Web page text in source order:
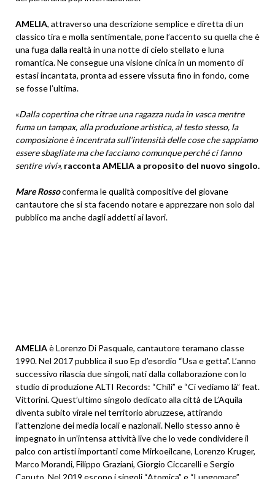
AMELIA, attraverso una descrizione semplice e diretta di un
classico tira e molla sentimentale, pone l’accento su quella che è
una fuga dalla realtà in una notte di cielo stellato e luna
romantica. Ne consegue una visione cinica in un momento di
estasi incantata, pronta ad essere vissuta fino in fondo, come
se fosse l’ultima.
«Dalla copertina che ritrae una ragazza nuda in vasca mentre
fuma un tampax, alla produzione artistica, al testo stesso, la
composizione è incentrata sull’intensità delle cose che sappiamo
essere sbagliate ma che facciamo comunque perché ci fanno
sentire vivi», racconta AMELIA a proposito del nuovo singolo.
Mare Rossoconferma le qualità compositive del giovane
cantautore che si sta facendo notare e apprezzare non solo dal
pubblico ma anche dagli addetti ai lavori.
AMELIAè Lorenzo Di Pasquale, cantautore teramano classe
1990. Nel 2017 pubblica il suo Ep d’esordio “Usa e getta”. L’anno
successivo rilascia due singoli, nati dalla collaborazione con lo
studio di produzione ALTI Records: “Chili” e “Ci vediamo là” feat.
Vittorini. Quest’ultimo singolo dedicato alla città de L’Aquila
diventa subito virale nel territorio abruzzese, attirando
l’attenzione dei media locali e nazionali. Nello stesso anno è
impegnato in un’intensa attività live che lo vede condividere il
palco con artisti importanti come Mirkoeilcane, Lorenzo Kruger,
Marco Morandi, Filippo Graziani, Giorgio Ciccarelli e Sergio
Caputo. Nel 2019 escono i singoli “Atomica” e “Lungomare”,